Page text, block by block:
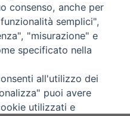
Un sussidio per celebrare la
Riconciliazione nella “Terza
forma”, in vista del Natale
© Arcidiocesi di Udine
consenso, anche per
semplici",
"misurazione" e
specificato nella
all'utilizzo dei
puoi avere
utilizzati e